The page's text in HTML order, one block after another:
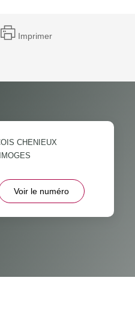
Imprimer
CHENIEUX
Voir le numéro